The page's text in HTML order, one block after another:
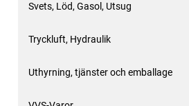
Svets, Löd, Gasol, Utsug
Tryckluft, Hydraulik
Uthyrning, tjänster och emballage